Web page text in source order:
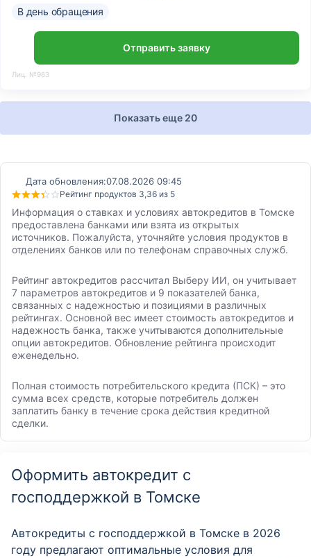
В день обращения
Отправить заявку
Лиц. №963
Показать еще 20
Дата обновления:07.08.2026 09:45
Рейтинг продуктов 3,36 из 5
Информация о ставках и условиях автокредитов в Томске
предоставлена банками или взята из открытых
источников. Пожалуйста, уточняйте условия продуктов в
отделениях банков или по телефонам справочных служб.
Рейтинг автокредитов рассчитал Выберу ИИ, он учитывает
7 параметров автокредитов и 9 показателей банка,
связанных с надежностью и позициями в различных
рейтингах. Основной вес имеет стоимость автокредитов и
надежность банка, также учитываются дополнительные
опции автокредитов. Обновление рейтинга происходит
еженедельно.
Полная стоимость потребительского кредита (ПСК) – это
сумма всех средств, которые потребитель должен
заплатить банку в течение срока действия кредитной
сделки.
Оформить автокредит с
господдержкой в Томске
Автокредиты с господдержкой в Томске в 2026
году предлагают оптимальные условия для